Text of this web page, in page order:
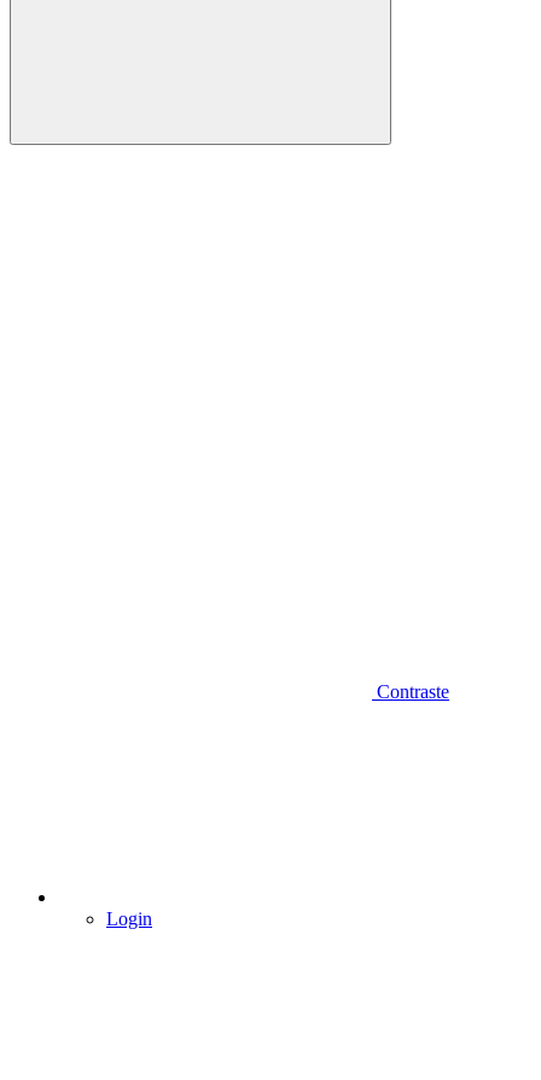
Buscar
Contraste
Login